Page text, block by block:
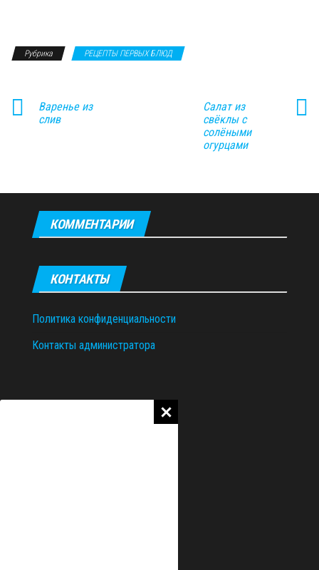
Рубрика РЕЦЕПТЫ ПЕРВЫХ БЛЮД
Варенье из
слив
Салат из
свёклы с
солёными
огурцами
КОММЕНТАРИИ
КОНТАКТЫ
Политика конфиденциальности
Контакты администратора